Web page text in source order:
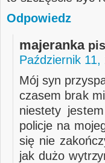
Odpowiedz
majeranka
Październik
Mój syn
czasem brak
niestety
policje na
się nie
jak dużo